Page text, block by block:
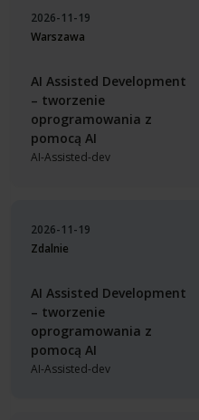
2026-11-19
Warszawa
AI Assisted Development
– tworzenie
oprogramowania z
pomocą AI
AI-Assisted-dev
2026-11-19
Zdalnie
AI Assisted Development
– tworzenie
oprogramowania z
pomocą AI
AI-Assisted-dev